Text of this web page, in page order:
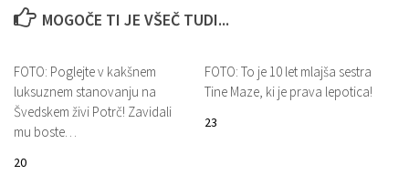
MOGOČE TI JE VŠEČ TUDI...
FOTO: Poglejte v kakšnem
luksuznem stanovanju na
Švedskem živi Potrč! Zavidali
mu boste…
20
FOTO: To je 10 let mlajša sestra
Tine Maze, ki je prava lepotica!
23